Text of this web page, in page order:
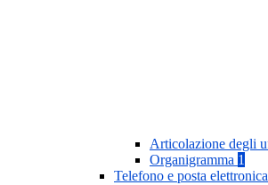
Articolazione degli
Organigramma 1
Telefono e posta elettronica